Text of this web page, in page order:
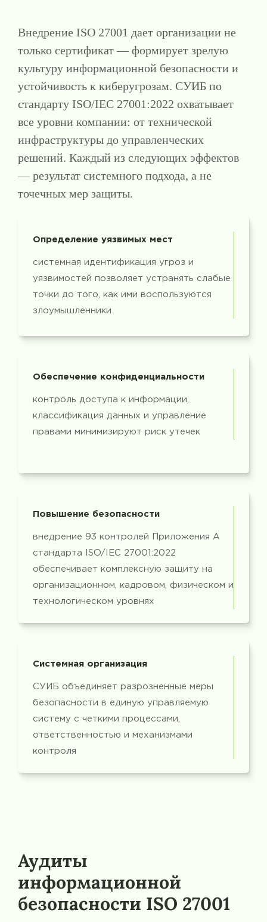
Внедрение ISO 27001 дает организации не
только сертификат — формирует зрелую
культуру информационной безопасности и
устойчивость к киберугрозам. СУИБ по
стандарту ISO/IEC 27001:2022 охватывает
все уровни компании: от технической
инфраструктуры до управленческих
решений. Каждый из следующих эффектов
— результат системного подхода, а не
точечных мер защиты.
Определение уязвимых мест
системная идентификация угроз и
уязвимостей позволяет устранять слабые
точки до того, как ими воспользуются
злоумышленники
Обеспечение конфиденциальности
контроль доступа к информации,
классификация данных и управление
правами минимизируют риск утечек
Повышение безопасности
внедрение 93 контролей Приложения A
стандарта ISO/IEC 27001:2022
обеспечивает комплексную защиту на
организационном, кадровом, физическом и
технологическом уровнях
Системная организация
СУИБ объединяет разрозненные меры
безопасности в единую управляемую
систему с четкими процессами,
ответственностью и механизмами
контроля
Аудиты
информационной
безопасности ISO 27001